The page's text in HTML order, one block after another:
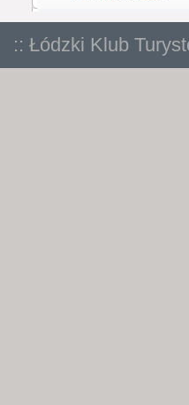
:: Łódzki Klub